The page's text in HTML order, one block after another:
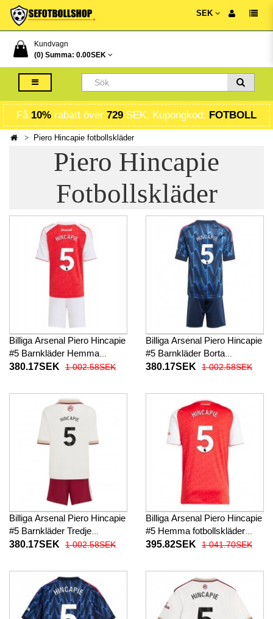
SEK
Kundvagn
(0) Summa: 0.00SEK
Få 10% rabatt över 729 SEK, Kupongkod: FOTBOLL
Piero Hincapie fotbollskläder
Piero Hincapie
Fotbollskläder
Billiga Arsenal Piero Hincapie
#5 Barnkläder Hemma
fotbollskläder till baby 2025-
380.17SEK 1 002.58SEK
Billiga Arsenal Piero Hincapie
#5 Barnkläder Borta
fotbollskläder till baby 2025-
380.17SEK 1 002.58SEK
Billiga Arsenal Piero Hincapie
#5 Barnkläder Tredje
fotbollskläder till baby 2025-
380.17SEK 1 002.58SEK
Billiga Arsenal Piero Hincapie
#5 Hemma fotbollskläder
2025-26 Kortärmad
395.82SEK 1 041.70SEK